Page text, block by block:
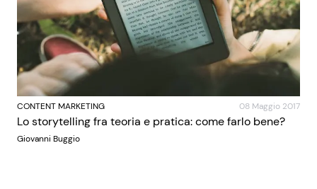
CONTENT MARKETING 08 Maggio 2017
Lo storytelling fra teoria e pratica: come farlo bene?
Giovanni Buggio